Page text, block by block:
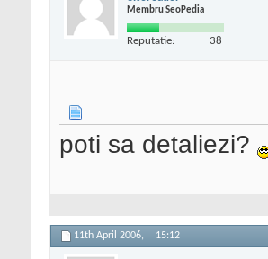
Membru SeoPedia
Reputatie: 38
poti sa detaliezi?
11th April 2006, 15:12